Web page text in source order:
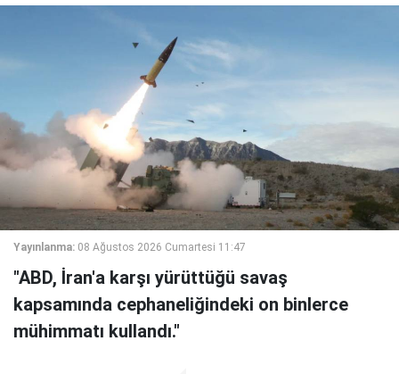
Yayınlanma: 08 Ağustos 2026 Cumartesi 11:47
"ABD, İran'a karşı yürüttüğü savaş
kapsamında cephaneliğindeki on binlerce
mühimmatı kullandı."